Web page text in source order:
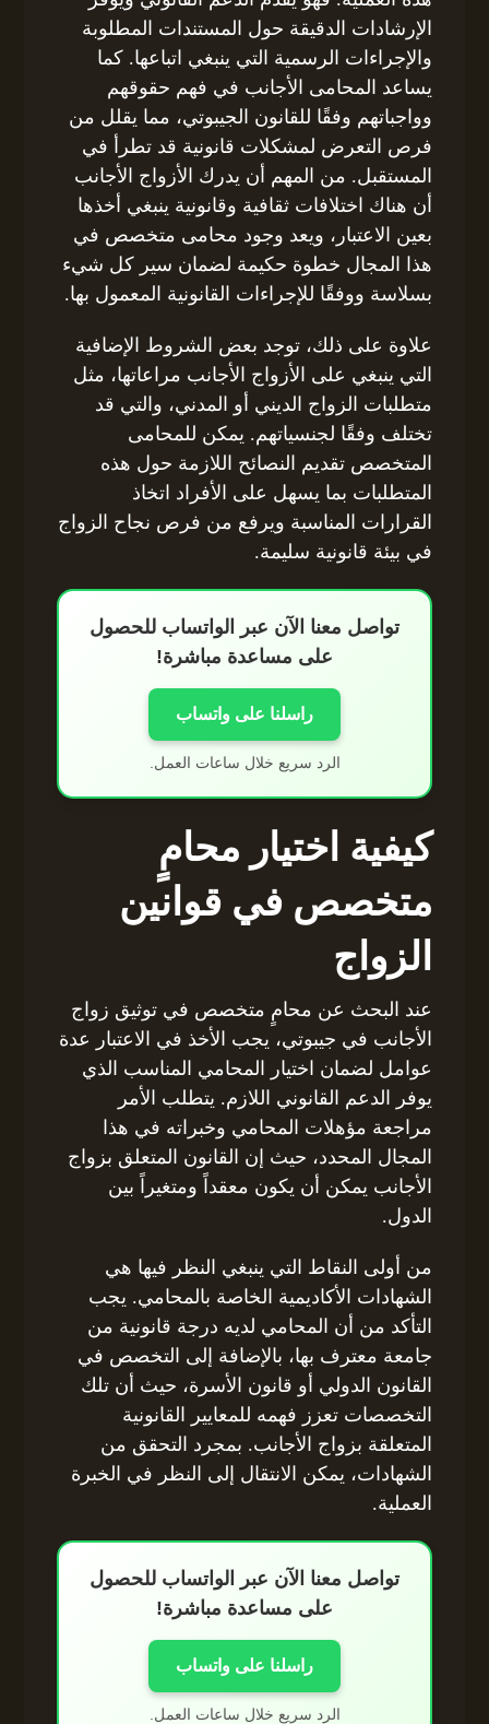
الإرشادات الدقيقة حول المستندات المطلوبة
والإجراءات الرسمية التي ينبغي اتباعها. كما
يساعد المحامى الأجانب في فهم حقوقهم
وواجباتهم وفقًا للقانون الجيبوتي، مما يقلل من
فرص التعرض لمشكلات قانونية قد تطرأ في
المستقبل. من المهم أن يدرك الأزواج الأجانب
أن هناك اختلافات ثقافية وقانونية ينبغي أخذها
بعين الاعتبار، ويعد وجود محامى متخصص في
هذا المجال خطوة حكيمة لضمان سير كل شيء
بسلاسة ووفقًا للإجراءات القانونية المعمول بها.
علاوة على ذلك، توجد بعض الشروط الإضافية
التي ينبغي على الأزواج الأجانب مراعاتها، مثل
متطلبات الزواج الديني أو المدني، والتي قد
تختلف وفقًا لجنسياتهم. يمكن للمحامى
المتخصص تقديم النصائح اللازمة حول هذه
المتطلبات بما يسهل على الأفراد اتخاذ
القرارات المناسبة ويرفع من فرص نجاح الزواج
في بيئة قانونية سليمة.
تواصل معنا الآن عبر الواتساب للحصول
على مساعدة مباشرة!
راسلنا على واتساب
الرد سريع خلال ساعات العمل.
كيفية اختيار محامٍ
متخصص في قوانين
الزواج
عند البحث عن محامٍ متخصص في توثيق زواج
الأجانب في جيبوتي، يجب الأخذ في الاعتبار عدة
عوامل لضمان اختيار المحامي المناسب الذي
يوفر الدعم القانوني اللازم. يتطلب الأمر
مراجعة مؤهلات المحامي وخبراته في هذا
المجال المحدد، حيث إن القانون المتعلق بزواج
الأجانب يمكن أن يكون معقداً ومتغيراً بين
الدول.
من أولى النقاط التي ينبغي النظر فيها هي
الشهادات الأكاديمية الخاصة بالمحامي. يجب
التأكد من أن المحامي لديه درجة قانونية من
جامعة معترف بها، بالإضافة إلى التخصص في
القانون الدولي أو قانون الأسرة، حيث أن تلك
التخصصات تعزز فهمه للمعايير القانونية
المتعلقة بزواج الأجانب. بمجرد التحقق من
الشهادات، يمكن الانتقال إلى النظر في الخبرة
العملية.
تواصل معنا الآن عبر الواتساب للحصول
على مساعدة مباشرة!
راسلنا على واتساب
الرد سريع خلال ساعات العمل.